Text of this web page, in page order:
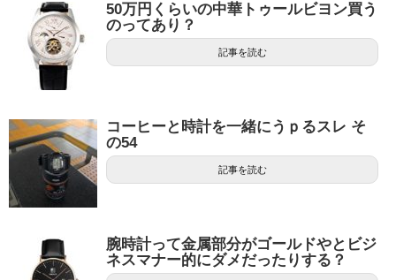
50万円くらいの中華トゥールビヨン買う
のってあり？
記事を読む
コーヒーと時計を一緒にうｐるスレ そ
の54
記事を読む
腕時計って金属部分がゴールドやとビジ
ネスマナー的にダメだったりする？